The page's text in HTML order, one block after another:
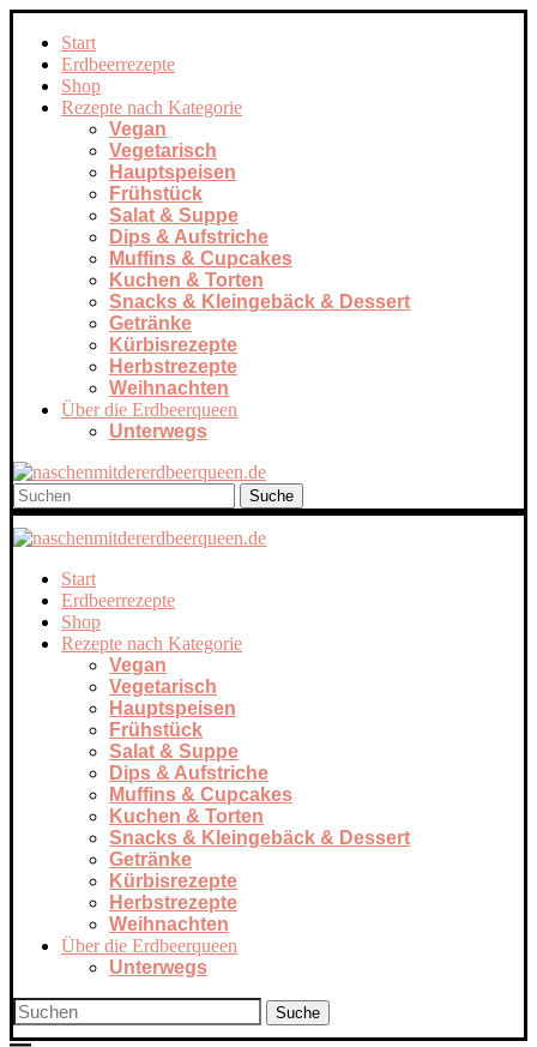
Start
Erdbeerrezepte
Shop
Rezepte nach Kategorie
Vegan
Vegetarisch
Hauptspeisen
Frühstück
Salat & Suppe
Dips & Aufstriche
Muffins & Cupcakes
Kuchen & Torten
Snacks & Kleingebäck & Dessert
Getränke
Kürbisrezepte
Herbstrezepte
Weihnachten
Über die Erdbeerqueen
Unterwegs
Suche
Start
Erdbeerrezepte
Shop
Rezepte nach Kategorie
Vegan
Vegetarisch
Hauptspeisen
Frühstück
Salat & Suppe
Dips & Aufstriche
Muffins & Cupcakes
Kuchen & Torten
Snacks & Kleingebäck & Dessert
Getränke
Kürbisrezepte
Herbstrezepte
Weihnachten
Über die Erdbeerqueen
Unterwegs
Suche